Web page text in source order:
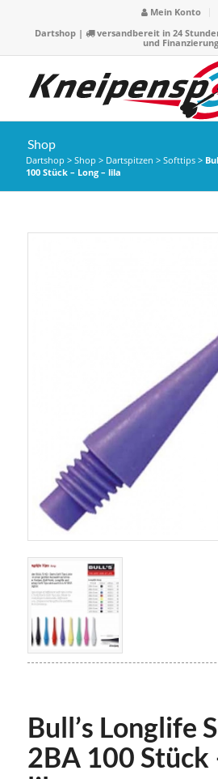
Mein Konto
Dartshop| versandbereit in 24
und Finanzierung
Shop
Dartshop > Shop > Dartspitzen > Softtips>
100 Stück – Long – lila
Bull’s Longlife
2BA 100 Stück